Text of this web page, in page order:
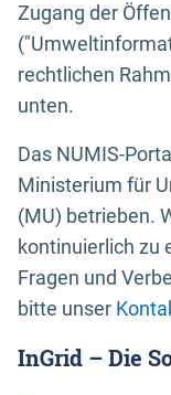
Zugang der
rechtlichen
unten.
Das NUMIS-
Ministerium für
(MU) betrieben.
kontinuierlich zu
Fragen und
bitte unser
InGrid – Die